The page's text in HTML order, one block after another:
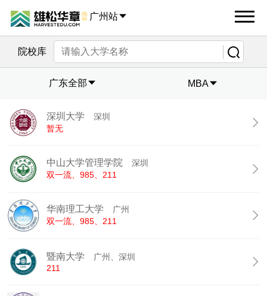
 广州站
院校库 
广东全部 MBA
深圳大学
深圳
暂无

中山大学管理学院
深圳
双一流、985、211

华南理工大学
广州
双一流、985、211

暨南大学
广州、深圳
211
